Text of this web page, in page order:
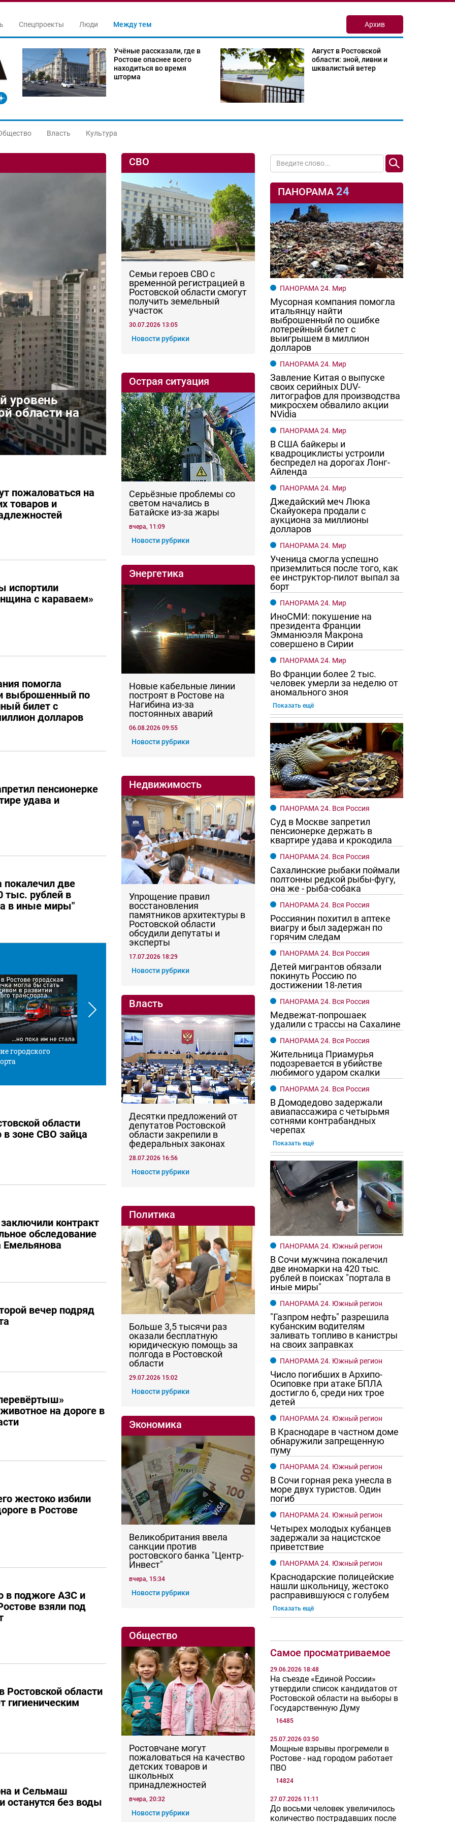
Спецпроекты Люди Между тем Архив
Учёные рассказали, где в
Ростове опаснее всего
находиться во время
шторма
Август в Ростовской
области: зной, ливни и
шквалистый ветер
Власть Культура
уровень
области на
пожаловаться на
товаров и
испортили
с караваем»
помогла
выброшенный по
билет с
долларов
пенсионерке
удава и
две
тыс. рублей в
в иные миры"
городского
Красной нитью Чего хотят женщины? Ростовчане смотрите в оба
области
в зоне СВО зайца
контракт
обследование
Емельянова
вечер подряд
на дороге в
жестоко избили
в Ростове
в поджоге АЗС и
взяли под
Ростовской области
гигиеническим
и Сельмаш
останутся без воды
СВО
Семьи героев СВО с
временной регистрацией в
Ростовской области смогут
получить земельный
участок
30.07.2026 13:05
Новости рубрики
Острая ситуация
Серьёзные проблемы со
светом начались в
Батайске из-за жары
вчера, 11:09
Новости рубрики
Энергетика
Новые кабельные линии
построят в Ростове на
Нагибина из-за
постоянных аварий
06.08.2026 09:55
Новости рубрики
Недвижимость
Упрощение правил
восстановления
памятников архитектуры в
Ростовской области
обсудили депутаты и
эксперты
17.07.2026 18:29
Новости рубрики
Власть
Десятки предложений от
депутатов Ростовской
области закрепили в
федеральных законах
28.07.2026 16:56
Новости рубрики
Политика
Больше 3,5 тысячи раз
оказали бесплатную
юридическую помощь за
полгода в Ростовской
области
29.07.2026 15:02
Новости рубрики
Экономика
Великобритания ввела
санкции против
ростовского банка "Центр-
Инвест"
вчера, 15:34
Новости рубрики
Общество
Ростовчане могут
пожаловаться на качество
детских товаров и
школьных
принадлежностей
вчера, 20:32
Новости рубрики
ПАНОРАМА 24
ПАНОРАМА 24. Мир
Мусорная компания помогла
итальянцу найти
выброшенный по ошибке
лотерейный билет с
выигрышем в миллион
долларов
ПАНОРАМА 24. Мир
Завление Китая о выпуске
своих серийных DUV-
литографов для производства
микросхем обвалило акции
NVidia
ПАНОРАМА 24. Мир
В США байкеры и
квадроциклисты устроили
беспредел на дорогах Лонг-
Айленда
ПАНОРАМА 24. Мир
Джедайский меч Люка
Скайуокера продали с
аукциона за миллионы
долларов
ПАНОРАМА 24. Мир
Ученица смогла успешно
приземлиться после того, как
ее инструктор-пилот выпал за
борт
ПАНОРАМА 24. Мир
ИноСМИ: покушение на
президента Франции
Эмманюэля Макрона
совершено в Сирии
ПАНОРАМА 24. Мир
Во Франции более 2 тыс.
человек умерли за неделю от
аномального зноя
Показать ещё
ПАНОРАМА 24. Вся Россия
Суд в Москве запретил
пенсионерке держать в
квартире удава и крокодила
ПАНОРАМА 24. Вся Россия
Сахалинские рыбаки поймали
полтонны редкой рыбы-фугу,
она же - рыба-собака
ПАНОРАМА 24. Вся Россия
Россиянин похитил в аптеке
виагру и был задержан по
горячим следам
ПАНОРАМА 24. Вся Россия
Детей мигрантов обязали
покинуть Россию по
достижении 18-летия
ПАНОРАМА 24. Вся Россия
Медвежат-попрошаек
удалили с трассы на Сахалине
ПАНОРАМА 24. Вся Россия
Жительница Приамурья
подозревается в убийстве
любимого ударом скалки
ПАНОРАМА 24. Вся Россия
В Домодедово задержали
авиапассажира с четырьмя
сотнями контрабандных
черепах
Показать ещё
ПАНОРАМА 24. Южный регион
В Сочи мужчина покалечил
две иномарки на 420 тыс.
рублей в поисках "портала в
иные миры"
ПАНОРАМА 24. Южный регион
"Газпром нефть" разрешила
кубанским водителям
заливать топливо в канистры
на своих заправках
ПАНОРАМА 24. Южный регион
Число погибших в Архипо-
Осиповке при атаке БПЛА
достигло 6, среди них трое
детей
ПАНОРАМА 24. Южный регион
В Краснодаре в частном доме
обнаружили запрещенную
пуму
ПАНОРАМА 24. Южный регион
В Сочи горная река унесла в
море двух туристов. Один
погиб
ПАНОРАМА 24. Южный регион
Четырех молодых кубанцев
задержали за нацистское
приветствие
ПАНОРАМА 24. Южный регион
Краснодарские полицейские
нашли школьницу, жестоко
расправившуюся с голубем
Показать ещё
Самое просматриваемое
29.06.2026 18:48
На съезде «Единой России»
утвердили список кандидатов от
Ростовской области на выборы в
Государственную Думу
16485
25.07.2026 03:50
Мощные взрывы прогремели в
Ростове - над городом работает
ПВО
14824
27.07.2026 11:11
До восьми человек увеличилось
количество пострадавших после